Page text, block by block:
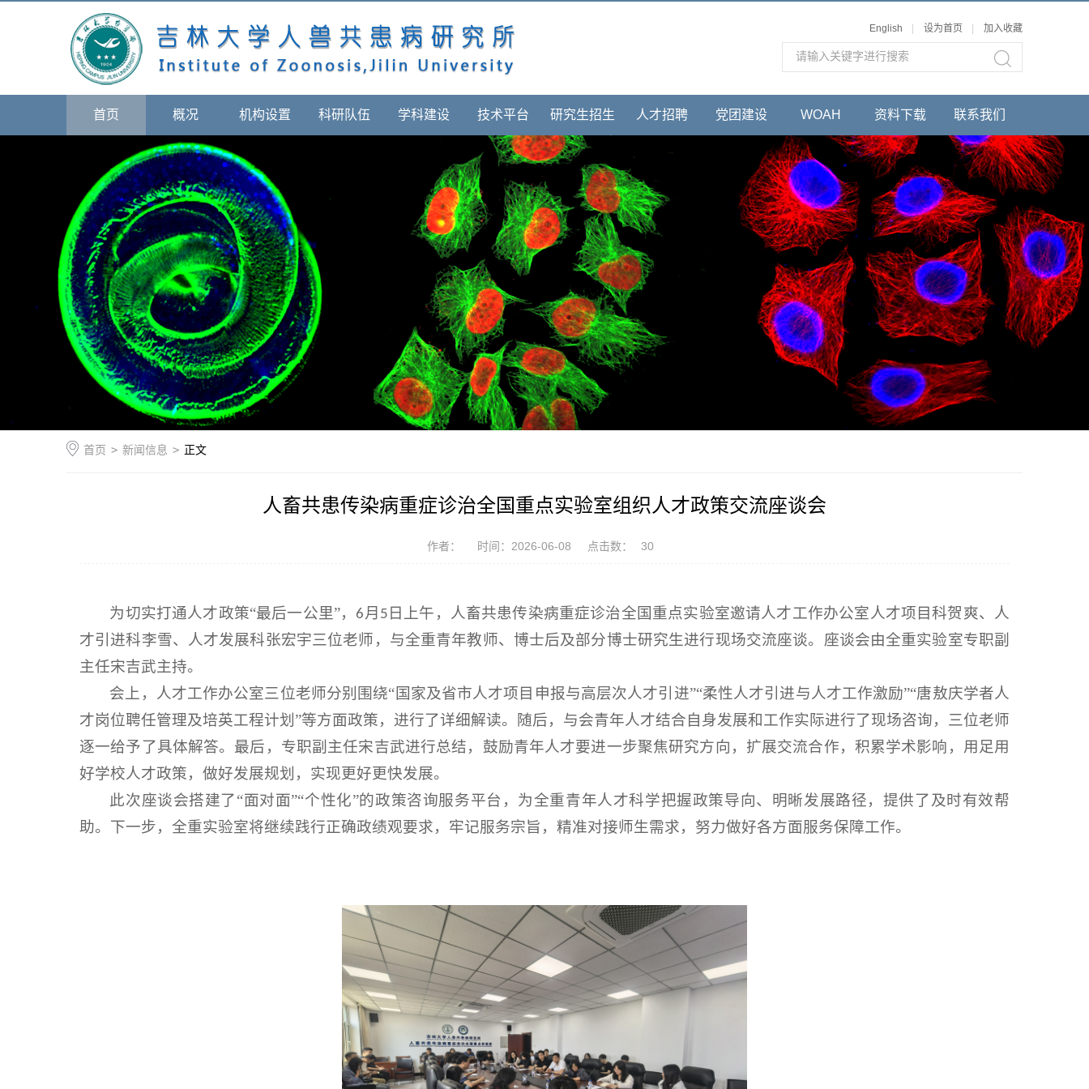
English 设为首页 加入收藏
首页 概况 机构设置 科研队伍 学科建设 技术平台 研究生招生 人才招聘 党团建设 WOAH 资料下载 联系我们
首页 > 新闻信息 > 正文
人畜共患传染病重症诊治全国重点实验室组织人才政策交流座谈会
作者： 时间：2026-06-08 点击数： 30
为切实打通人才政策“最后一公里”， 6 月 5 日上午，人畜共患传染病重症诊治全国重点实验室邀请人才工作办公室人才项目科贺爽、人
才引进科李雪、人才发展科张宏宇三位老师，与全重青年教师、博士后及部分博士研究生进行现场交流座谈。座谈会由全重实验室专职副
主任宋吉武主持。
会上，人才工作办公室三位老师分别围绕“国家及省市人才项目申报与高层次人才引进”“柔性人才引进与人才工作激励”“唐敖庆学者人
才岗位聘任管理及培英工程计划”等方面政策，进行了详细解读。随后，与会青年人才结合自身发展和工作实际进行了现场咨询，三位老师
逐一给予了具体解答。最后，专职副主任宋吉武进行总结，鼓励青年人才要进一步聚焦研究方向，扩展交流合作，积累学术影响，用足用
好学校人才政策，做好发展规划，实现更好更快发展。
此次座谈会搭建了“面对面”“个性化”的政策咨询服务平台，为全重青年人才科学把握政策导向、明晰发展路径，提供了及时有效帮
助。下一步，全重实验室将继续践行正确政绩观要求，牢记服务宗旨，精准对接师生需求，努力做好各方面服务保障工作。